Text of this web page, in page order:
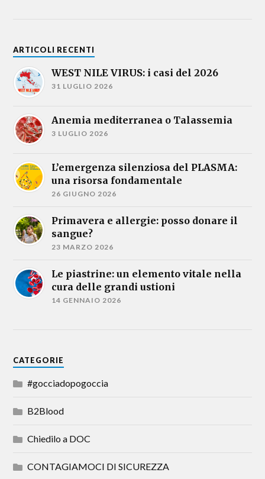
ARTICOLI RECENTI
WEST NILE VIRUS: i casi del 2026
31 LUGLIO 2026
Anemia mediterranea o Talassemia
3 LUGLIO 2026
L’emergenza silenziosa del PLASMA:
una risorsa fondamentale
26 GIUGNO 2026
Primavera e allergie: posso donare il
sangue?
23 MARZO 2026
Le piastrine: un elemento vitale nella
cura delle grandi ustioni
14 GENNAIO 2026
CATEGORIE
#gocciadopogoccia
B2Blood
Chiedilo a DOC
CONTAGIAMOCI DI SICUREZZA